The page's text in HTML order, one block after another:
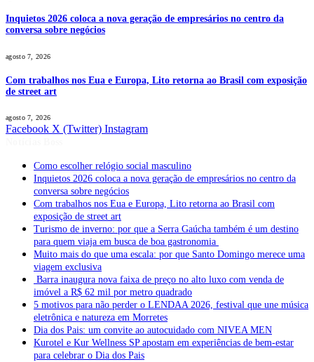
Inquietos 2026 coloca a nova geração de empresários no centro da
conversa sobre negócios
agosto 7, 2026
Com trabalhos nos Eua e Europa, Lito retorna ao Brasil com exposição
de street art
agosto 7, 2026
Facebook X (Twitter) Instagram
Como escolher relógio social masculino
Inquietos 2026 coloca a nova geração de empresários no centro da
conversa sobre negócios
Com trabalhos nos Eua e Europa, Lito retorna ao Brasil com
exposição de street art
Turismo de inverno: por que a Serra Gaúcha também é um destino
para quem viaja em busca de boa gastronomia
Muito mais do que uma escala: por que Santo Domingo merece uma
viagem exclusiva
Barra inaugura nova faixa de preço no alto luxo com venda de
imóvel a R$ 62 mil por metro quadrado
5 motivos para não perder o LENDAA 2026, festival que une música
eletrônica e natureza em Morretes
Dia dos Pais: um convite ao autocuidado com NIVEA MEN
Kurotel e Kur Wellness SP apostam em experiências de bem-estar
para celebrar o Dia dos Pais